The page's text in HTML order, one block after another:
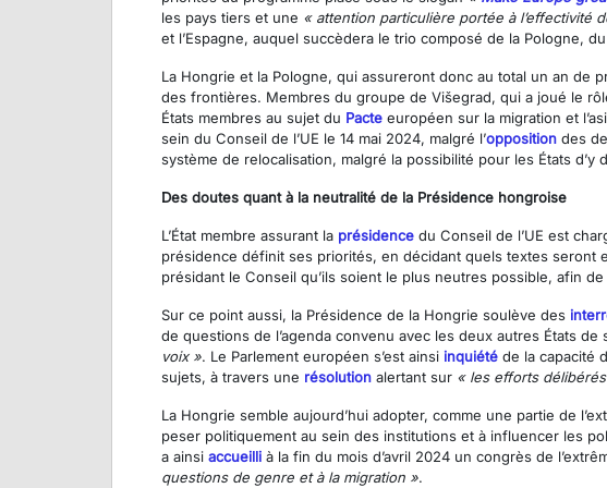
les pays tiers et une « attention particulière portée à l’effectivité
et l’Espagne, auquel succèdera le trio composé de la Pologne,
La Hongrie et la Pologne, qui assureront donc au total un an
des frontières. Membres du groupe de Višegrad, qui a joué le
États membres au sujet du Pacte européen sur la migration et
sein du Conseil de l’UE le 14 mai 2024, malgré l’opposition des
système de relocalisation, malgré la possibilité pour les États
Des doutes quant à la neutralité de la Présidence hongroise
L’État membre assurant la présidence du Conseil de l’UE est
présidence définit ses priorités, en décidant quels textes seront
présidant le Conseil qu’ils soient le plus neutres possible, afin
Sur ce point aussi, la Présidence de la Hongrie soulève des
de questions de l’agenda convenu avec les deux autres États
voix ». Le Parlement européen s’est ainsi inquiété de la capacité
sujets, à travers une résolution alertant sur « les efforts
La Hongrie semble aujourd’hui adopter, comme une partie de
peser politiquement au sein des institutions et à influencer les
a ainsi accueilli à la fin du mois d’avril 2024 un congrès de
questions de genre et à la migration ».